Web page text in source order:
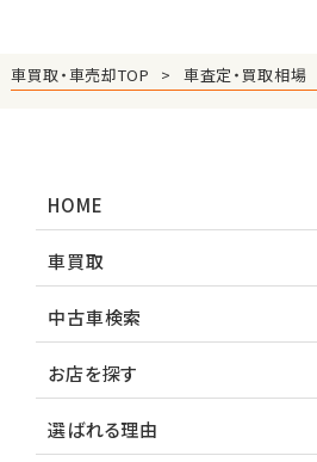
車買取・車売却TOP 車査定・買取相場
HOME
車買取
中古車検索
お店を探す
選ばれる理由